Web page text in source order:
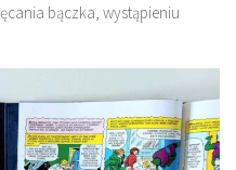
bączka, wystąpieniu